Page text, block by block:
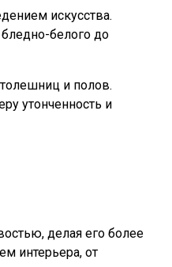
искусства.
белого до
и полов.
утонченность и
делая его более
интерьера, от